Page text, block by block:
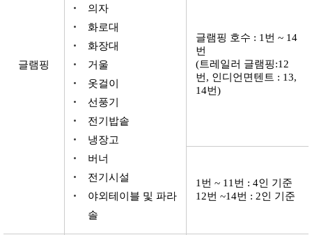
글램핑
의자
화로대
화장대
거울
옷걸이
선풍기
전기밥솥
냉장고
버너
전기시설
야외테이블 및 파라
솔
글램핑 호수 : 1번 ~ 14
번
(트레일러 글램핑:12
번, 인디언면텐트 : 13,
14번)
1번 ~ 11번 : 4인 기준
12번 ~14번 : 2인 기준